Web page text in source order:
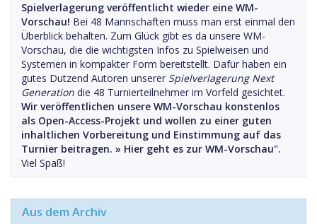
Spielverlagerung veröffentlicht wieder eine WM-
Vorschau! Bei 48 Mannschaften muss man erst einmal den
Überblick behalten. Zum Glück gibt es da unsere WM-
Vorschau, die die wichtigsten Infos zu Spielweisen und
Systemen in kompakter Form bereitstellt. Dafür haben ein
gutes Dutzend Autoren unserer Spielverlagerung Next
Generation die 48 Turnierteilnehmer im Vorfeld gesichtet.
Wir veröffentlichen unsere WM-Vorschau konstenlos
als Open-Access-Projekt und wollen zu einer guten
inhaltlichen Vorbereitung und Einstimmung auf das
Turnier beitragen. » Hier geht es zur WM-Vorschau".
Viel Spaß!
Aus dem Archiv